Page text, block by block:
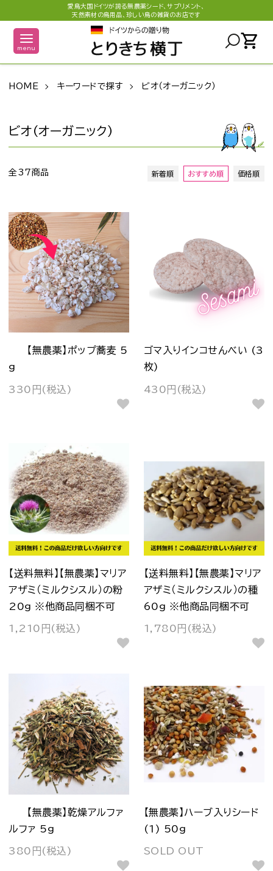
愛鳥大国ドイツが誇る無農薬シード、サプリメント、
天然素材の鳥用品、珍しい鳥の雑貨のお店です
menu shopping_cart
HOME キーワードで探す ビオ（オーガニック）
ビオ（オーガニック）
全37商品 新着順 おすすめ順 価格順
【無農薬】ポップ蕎麦 5
g
330円(税込)
ゴマ入りインコせんべい (3
枚)
430円(税込)
【送料無料】【無農薬】マリア
アザミ（ミルクシスル）の粉
20g ※他商品同梱不可
1,210円(税込)
【送料無料】【無農薬】マリア
アザミ（ミルクシスル）の種
60g ※他商品同梱不可
1,780円(税込)
【無農薬】乾燥アルファ
ルファ 5g
380円(税込)
【無農薬】ハーブ入りシード
(1) 50g
SOLD OUT